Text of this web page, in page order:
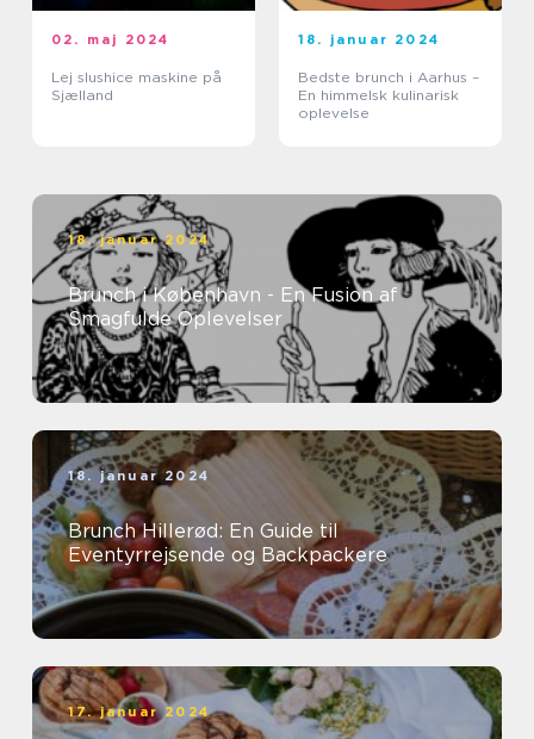
02. maj 2024
Lej slushice maskine på
Sjælland
18. januar 2024
Bedste brunch i Aarhus –
En himmelsk kulinarisk
oplevelse
18. januar 2024
Brunch i København - En Fusion af
Smagfulde Oplevelser
18. januar 2024
Brunch Hillerød: En Guide til
Eventyrrejsende og Backpackere
17. januar 2024